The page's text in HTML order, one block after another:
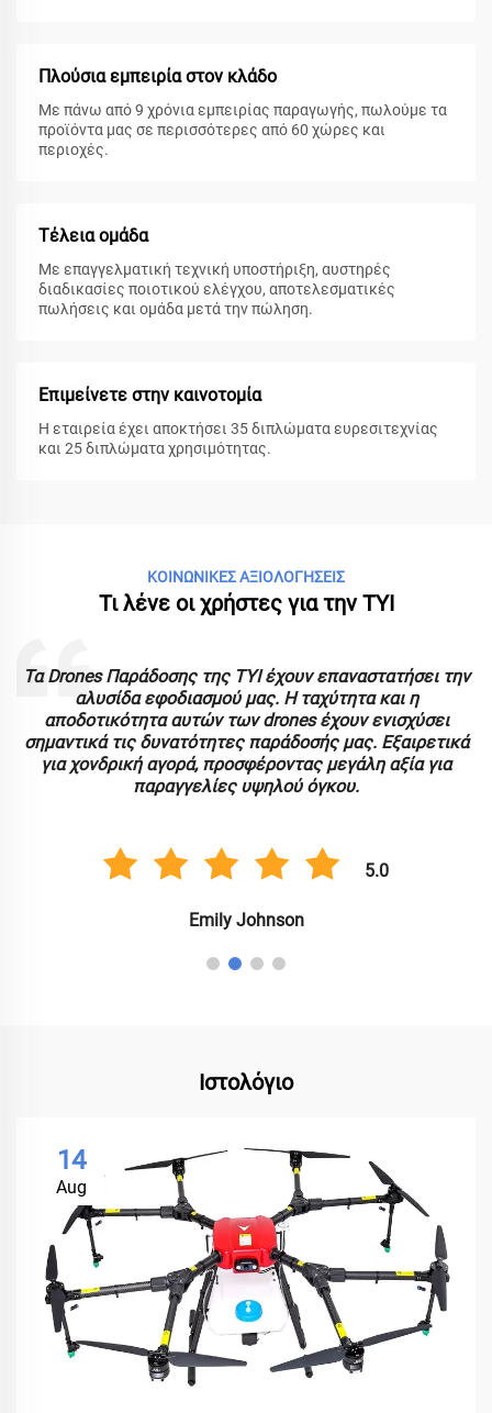
Πλούσια εμπειρία στον κλάδο
Με πάνω από 9 χρόνια εμπειρίας παραγωγής, πωλούμε τα
προϊόντα μας σε περισσότερες από 60 χώρες και
περιοχές.
Τέλεια ομάδα
Με επαγγελματική τεχνική υποστήριξη, αυστηρές
διαδικασίες ποιοτικού ελέγχου, αποτελεσματικές
πωλήσεις και ομάδα μετά την πώληση.
Επιμείνετε στην καινοτομία
Η εταιρεία έχει αποκτήσει 35 διπλώματα ευρεσιτεχνίας
και 25 διπλώματα χρησιμότητας.
ΚΟΙΝΩΝΙΚΕΣ ΑΞΙΟΛΟΓΗΣΕΙΣ
Τι λένε οι χρήστες για την TYI
Τα Drones Παράδοσης της TYI έχουν επαναστατήσει την
αλυσίδα εφοδιασμού μας. Η ταχύτητα και η
αποδοτικότητα αυτών των drones έχουν ενισχύσει
σημαντικά τις δυνατότητες παράδοσής μας. Εξαιρετικά
για χονδρική αγορά, προσφέροντας μεγάλη αξία για
παραγγελίες υψηλού όγκου.
5.0
Emily Johnson
Ιστολόγιο
14
Aug